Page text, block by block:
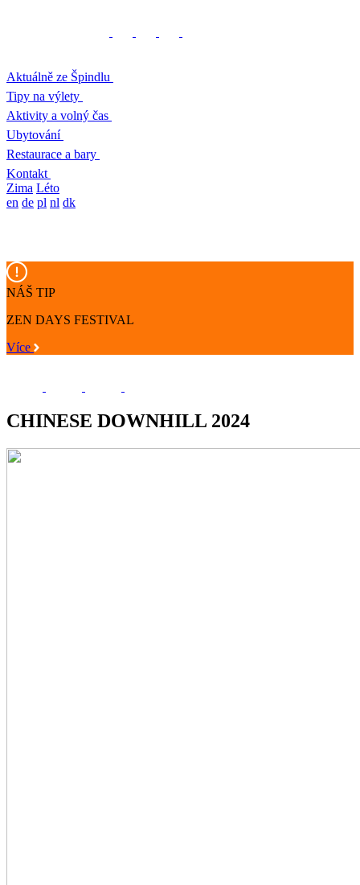
Aktuálně ze Špindlu
Tipy na výlety
Aktivity a volný čas
Ubytování
Restaurace a bary
Kontakt
Zima Léto
en de pl nl dk
NÁŠ TIP
ZEN DAYS FESTIVAL
Více
CHINESE DOWNHILL 2024